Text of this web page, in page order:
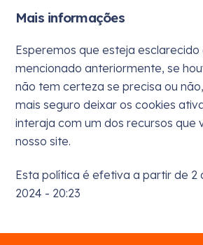
Mais informações
Esperemos que esteja esclarecido
mencionado anteriormente, se
não tem certeza se precisa ou
mais seguro deixar os cookies
interaja com um dos recursos que
nosso site.
Esta política é efetiva a partir de 2
2024 - 20:23